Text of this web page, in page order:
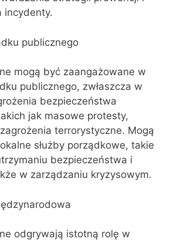
incydenty.
publicznego
mogą być zaangażowane w
publicznego, zwłaszcza w
bezpieczeństwa
jak masowe protesty,
terrorystyczne. Mogą
służby porządkowe, takie
bezpieczeństwa i
w zarządzaniu kryzysowym.
odgrywają istotną rolę w